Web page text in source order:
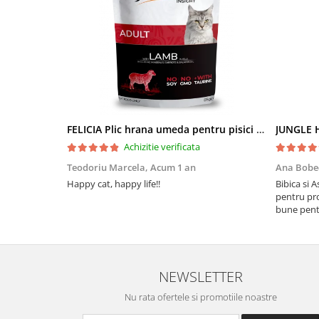
FELICIA Plic hrana umeda pentru pisici adulte, cu Miel, Set 12x85g
Achizitie verificata
Teodoriu Marcela, Acum 1 an
Happy cat, happy life!!
Ana
Bibica si
pentru
bune
NEWSLETTER
Nu rata ofertele si promotiile noastre